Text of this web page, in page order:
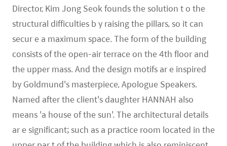
Director, Kim Jong Seok founds the solution t o the
structural difficulties b y raising the pillars, so it can
secur e a maximum space. The form of the building
consists of the open-air terrace on the 4th floor and
the upper mass. And the design motifs ar e inspired
by Goldmund's masterpiece, Apologue Speakers.
Named after the client's daughter HANNAH also
means 'a house of the sun'. The architectural details
ar e significant; such as a practice room located in the